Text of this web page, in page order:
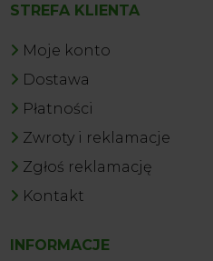
STREFA KLIENTA
Moje konto
Dostawa
Płatności
Zwroty i reklamacje
Zgłoś reklamację
Kontakt
INFORMACJE